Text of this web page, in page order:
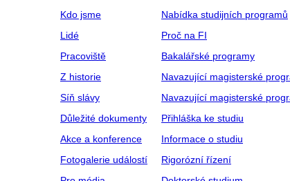
Kdo jsme
Lidé
Pracoviště
Z historie
Síň slávy
Důležité dokumenty
Akce a konference
Fotogalerie událostí
Nabídka studijních programů
Proč na FI
Bakalářské programy
Navazující magisterské
Navazující magisterské
Přihláška ke studiu
Informace o studiu
Rigorózní řízení